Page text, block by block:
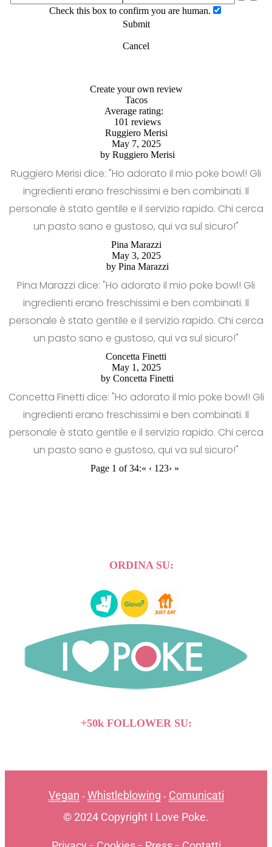
Check this box to confirm you are human.
Submit
Cancel
Create your own review
Tacos
Average rating:
101 reviews
Ruggiero Merisi
May 7, 2025
by Ruggiero Merisi
Ruggiero Merisi dice: "Ho adorato il mio poke bowl! Gli
ingredienti erano freschissimi e ben combinati. Il
personale è stato gentile e il servizio rapido. Chi cerca
un pasto sano e gustoso, qui va sul sicuro!"
Pina Marazzi
May 3, 2025
by Pina Marazzi
Pina Marazzi dice: "Ho adorato il mio poke bowl! Gli
ingredienti erano freschissimi e ben combinati. Il
personale è stato gentile e il servizio rapido. Chi cerca
un pasto sano e gustoso, qui va sul sicuro!"
Concetta Finetti
May 1, 2025
by Concetta Finetti
Concetta Finetti dice: "Ho adorato il mio poke bowl! Gli
ingredienti erano freschissimi e ben combinati. Il
personale è stato gentile e il servizio rapido. Chi cerca
un pasto sano e gustoso, qui va sul sicuro!"
Page 1 of 34:« ‹ 1 23› »
ORDINA SU:
+50k FOLLOWER SU:
Vegan - Whistleblowing - Comunicati
© 2024 Copyright I Love Poke.